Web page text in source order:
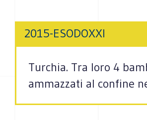
2015-ESODOXXI
Turchia. Tra loro 4
ammazzati al confine